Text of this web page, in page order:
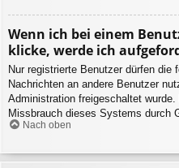
Wenn ich bei einem
klicke, werde ich
Nur registrierte Benutzer dürfen die
Nachrichten an andere Benutzer
Administration freigeschaltet
Missbrauch dieses Systems durch
Nach oben